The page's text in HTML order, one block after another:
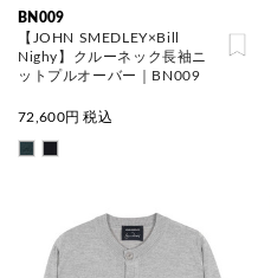
BN009
【JOHN SMEDLEY×Bill
Nighy】クルーネック長袖ニ
ットプルオーバー｜BN009
72,600円 税込